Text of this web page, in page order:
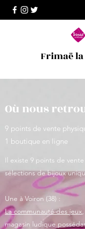
Frimaë
Où nous
9 points de vente
1 boutique en ligne
Il existe 9 points de
sélections de bijoux
Une à Voiron (38) :
La communauté des jeux,
magasin ludique